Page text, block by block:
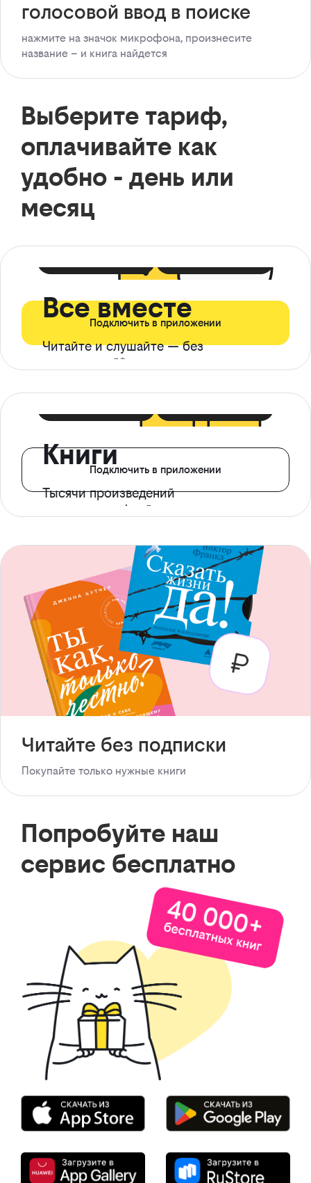
голосовой ввод в поиске
нажмите на значок микрофона, произнесите
название – и книга найдется
Выберите тариф,
оплачивайте как
удобно - день или
месяц
Все вместе
Читайте и слушайте — без
ограничений*
Подключить в приложении
Книги
Тысячи произведений
с доступом офлайн
Подключить в приложении
Читайте без подписки
Покупайте только нужные книги
Попробуйте наш
сервис бесплатно